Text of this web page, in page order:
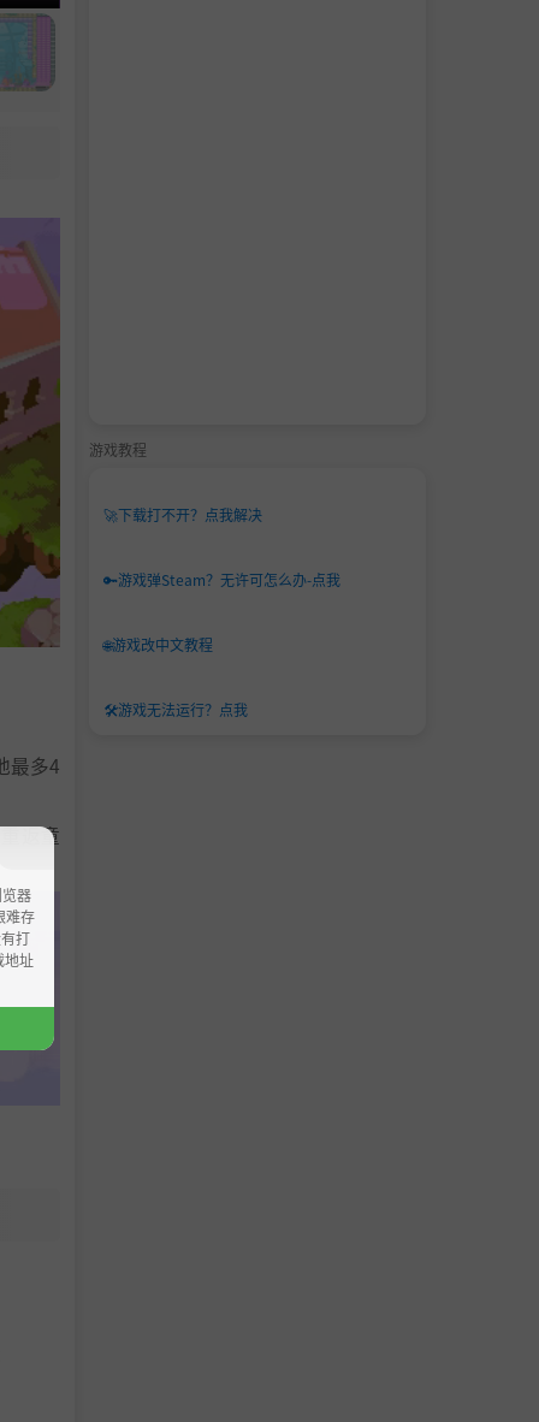
最多4
返童
表现
游戏教程
🚀下载打不开？点我解决
🔑游戏弹Steam？无许可怎么办-点我
🌐游戏改中文教程
🛠️游戏无法运行？点我
器
难存
打
地址